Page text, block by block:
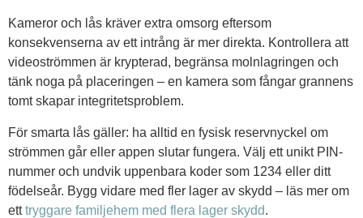
Kameror och lås kräver extra omsorg eftersom
konsekvenserna av ett intrång är mer direkta. Kontrollera att
videoströmmen är krypterad, begränsa molnlagringen och
tänk noga på placeringen – en kamera som fångar grannens
tomt skapar integritetsproblem.
För smarta lås gäller: ha alltid en fysisk reservnyckel om
strömmen går eller appen slutar fungera. Välj ett unikt PIN-
nummer och undvik uppenbara koder som 1234 eller ditt
födelseår. Bygg vidare med fler lager av skydd – läs mer om
etttryggare familjehem med flera lager skydd.